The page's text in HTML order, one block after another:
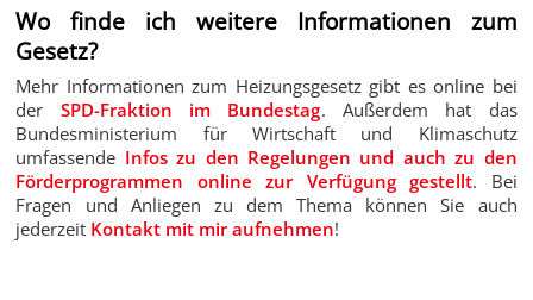
Wo finde ich weitere Informationen zum
Gesetz?
Mehr Informationen zum Heizungsgesetz gibt es online bei
der SPD-Fraktion im Bundestag. Außerdem hat das
Bundesministerium für Wirtschaft und Klimaschutz
umfassende Infos zu den Regelungen und auch zu den
Förderprogrammen online zur Verfügung gestellt. Bei
Fragen und Anliegen zu dem Thema können Sie auch
jederzeit Kontakt mit mir aufnehmen!